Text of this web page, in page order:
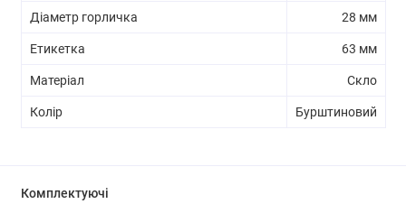
Діаметр горличка 28 мм
Етикетка 63 мм
Матеріал Скло
Колір Бурштиновий
Комплектуючі